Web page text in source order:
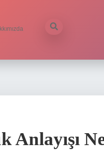
Anlayışı